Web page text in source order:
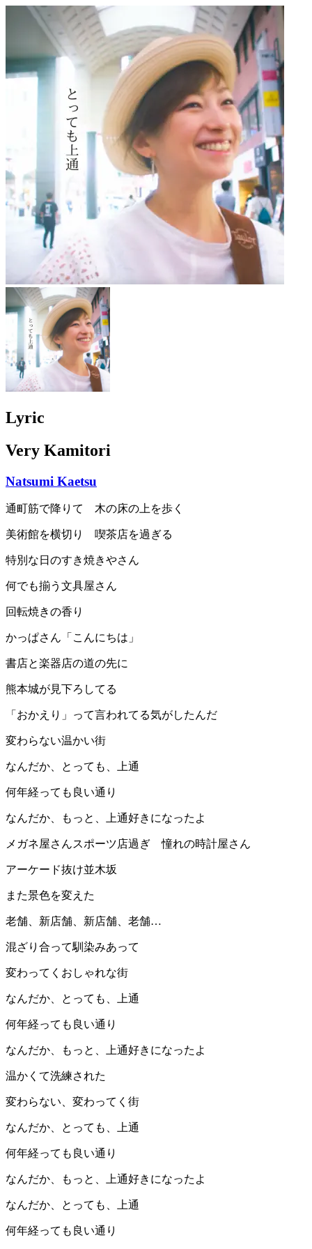
Lyric
Very Kamitori
Natsumi Kaetsu
通町筋で降りて 木の床の上を歩く
美術館を横切り 喫茶店を過ぎる
特別な日のすき焼きやさん
何でも揃う文具屋さん
回転焼きの香り
かっぱさん「こんにちは」
書店と楽器店の道の先に
熊本城が見下ろしてる
「おかえり」って言われてる気がしたんだ
変わらない温かい街
なんだか、とっても、上通
何年経っても良い通り
なんだか、もっと、上通好きになったよ
メガネ屋さんスポーツ店過ぎ 憧れの時計屋さん
アーケード抜け並木坂
また景色を変えた
老舗、新店舗、新店舗、老舗…
混ざり合って馴染みあって
変わってくおしゃれな街
なんだか、とっても、上通
何年経っても良い通り
なんだか、もっと、上通好きになったよ
温かくて洗練された
変わらない、変わってく街
なんだか、とっても、上通
何年経っても良い通り
なんだか、もっと、上通好きになったよ
なんだか、とっても、上通
何年経っても良い通り